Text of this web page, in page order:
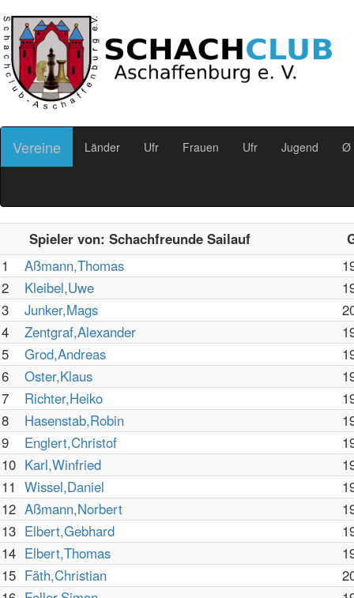
Vereine Länder Ufr Frauen Ufr Jugend Ø
Spieler von: Schachfreunde Sailauf
1
Aßmann,Thomas
2
Kleibel,Uwe
3
Junker,Mags
4
Zentgraf,Alexander
5
Grod,Andreas
6
Oster,Klaus
7
Richter,Heiko
8
Hasenstab,Robin
9
Englert,Christof
10 Karl,Winfried
11 Wissel,Daniel
12 Aßmann,Norbert
13 Elbert,Gebhard
14 Elbert,Thomas
15 Fäth,Christian